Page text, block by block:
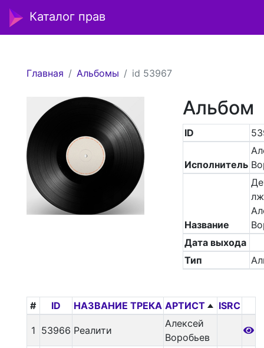
Каталог прав
Главная Альбомы id 53967
Альбом
ID
Исполнитель
Название
Дата выхода
Тип
# ID НАЗВАНИЕ ТРЕКА АРТИСТ ISRC
1 53966 Реалити
Алексей
Воробьев